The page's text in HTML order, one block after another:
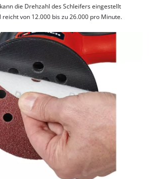
die Drehzahl des Schleifers eingestellt
reicht von 12.000 bis zu 26.000 pro Minute.